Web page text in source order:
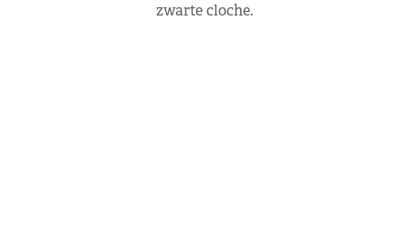
zwarte cloche.